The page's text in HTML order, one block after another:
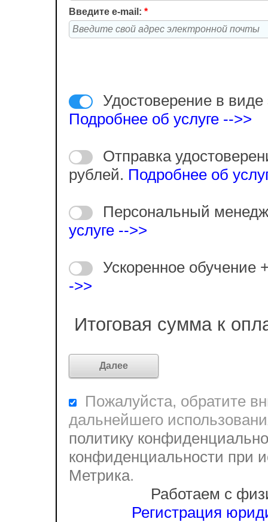
Введите e-mail: *
Удостоверение в виде
Подробнее об услуге -->>
Отправка
рублей. Подробнее об
Персональный
услуге -->>
Ускоренное обучение
->>
Итоговая сумма к
Пожалуйста, обратите
дальнейшего
политику
конфиденциальности при
Метрика.
Работаем с
Регистрация